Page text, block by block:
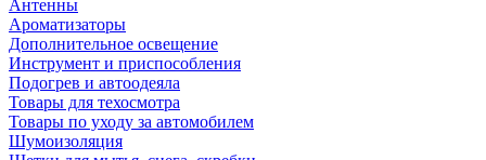
Антенны
Ароматизаторы
Дополнительное освещение
Инструмент и приспособления
Подогрев и автоодеяла
Товары для техосмотра
Товары по уходу за автомобилем
Шумоизоляция